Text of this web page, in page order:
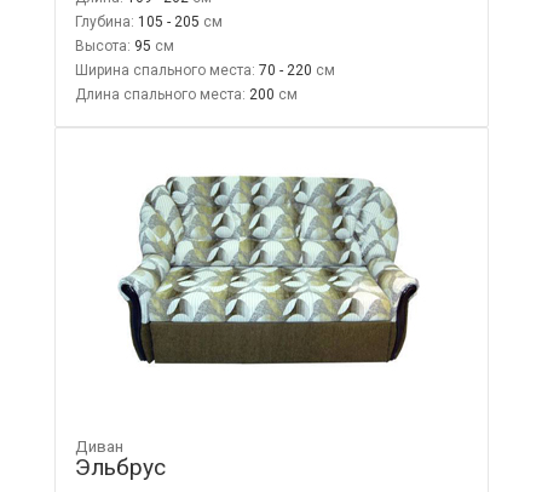
Глубина: 105 - 205
Высота: 95
Ширина спального места: 70 - 220
Длина спального места: 200
Диван
Эльбрус